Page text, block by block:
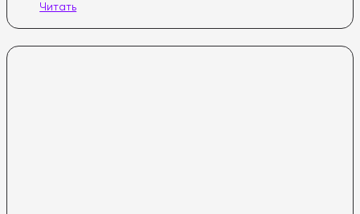
Читать